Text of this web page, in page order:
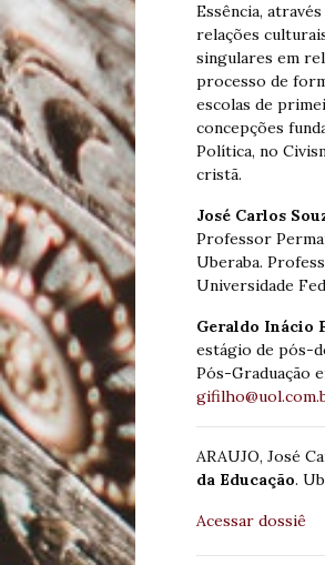
Essência,
relações
singulares em
processo de
escolas de
concepções
Política, no
cristã.
José Carlos
Professor
Uberaba.
Universidade
Geraldo Inácio
estágio de pós-
Pós-Graduação
ARAUJO, José
da Educação.
Acessar dossiê